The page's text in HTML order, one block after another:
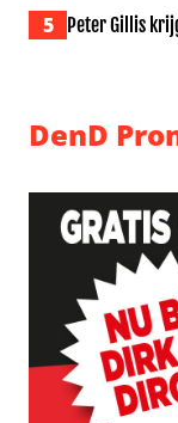
5 Peter Gillis
DenD